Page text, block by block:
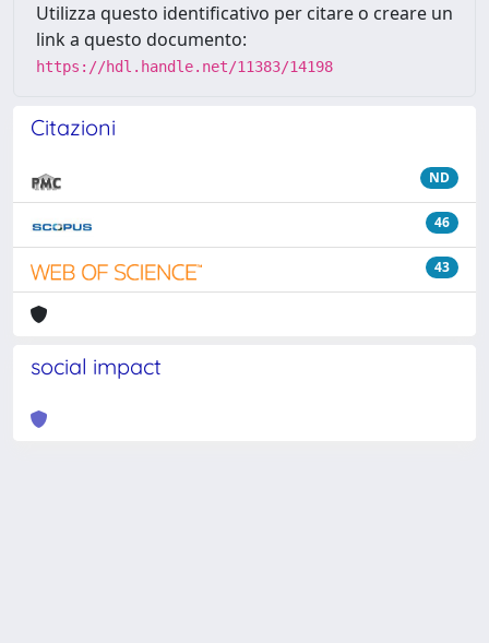
Utilizza questo identificativo per citare o creare un
link a questo documento:
https://hdl.handle.net/11383/14198
Citazioni
ND
46
43
social impact